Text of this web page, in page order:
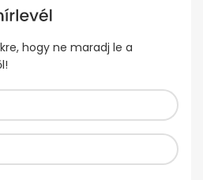
hogy ne maradj le a